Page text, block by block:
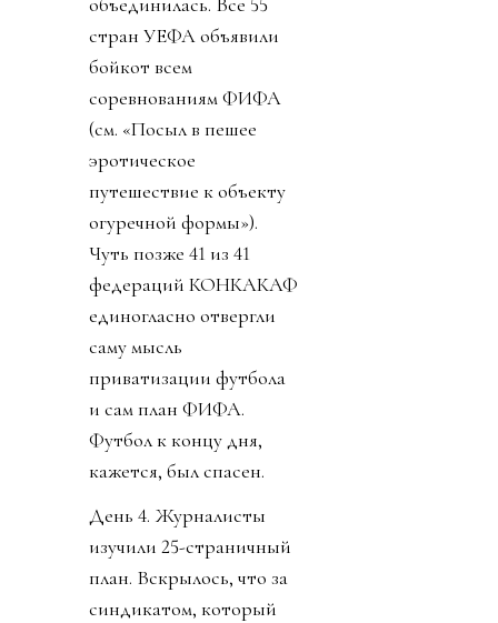
стран УЕФА объявили
бойкот всем
соревнованиям ФИФА
(см. «Посыл в пешее
эротическое
путешествие к объекту
огуречной формы»).
Чуть позже 41 из 41
федераций КОНКАКАФ
единогласно отвергли
саму мысль
приватизации футбола
и сам план ФИФА.
Футбол к концу дня,
кажется, был спасен.
День 4. Журналисты
изучили 25-страничный
план. Вскрылось, что за
синдикатом, который